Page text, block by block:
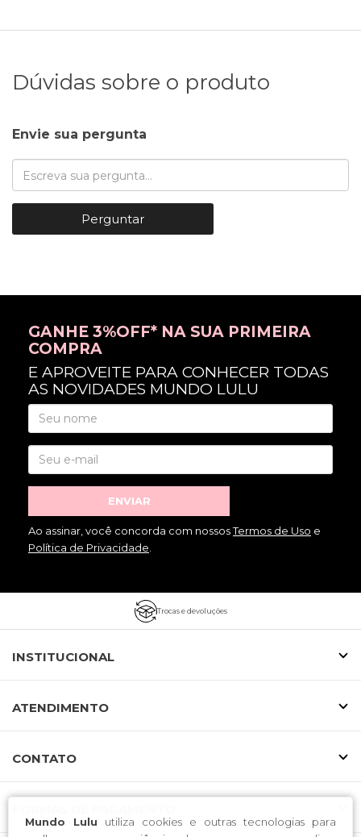
Mundo Lulu utiliza cookies e outras tecnologias para
Dúvidas sobre o produto
Envie sua pergunta
Perguntar
GANHE 3%OFF* NA SUA PRIMEIRA
COMPRA
E APROVEITE PARA CONHECER TODAS
AS NOVIDADES MUNDO LULU
ENVIAR
Ao assinar, você concorda com nossosTermos de Uso e
Política de Privacidade
Trocas e devoluções
INSTITUCIONAL
ATENDIMENTO
CONTATO